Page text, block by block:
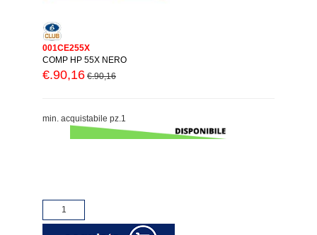
001CE255X
COMP HP 55X NERO
€.90,16 €.90,16
min. acquistabile pz.1